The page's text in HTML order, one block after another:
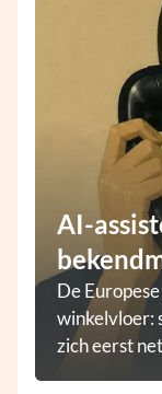
AI-
De
winkelvloer:
zich eerst